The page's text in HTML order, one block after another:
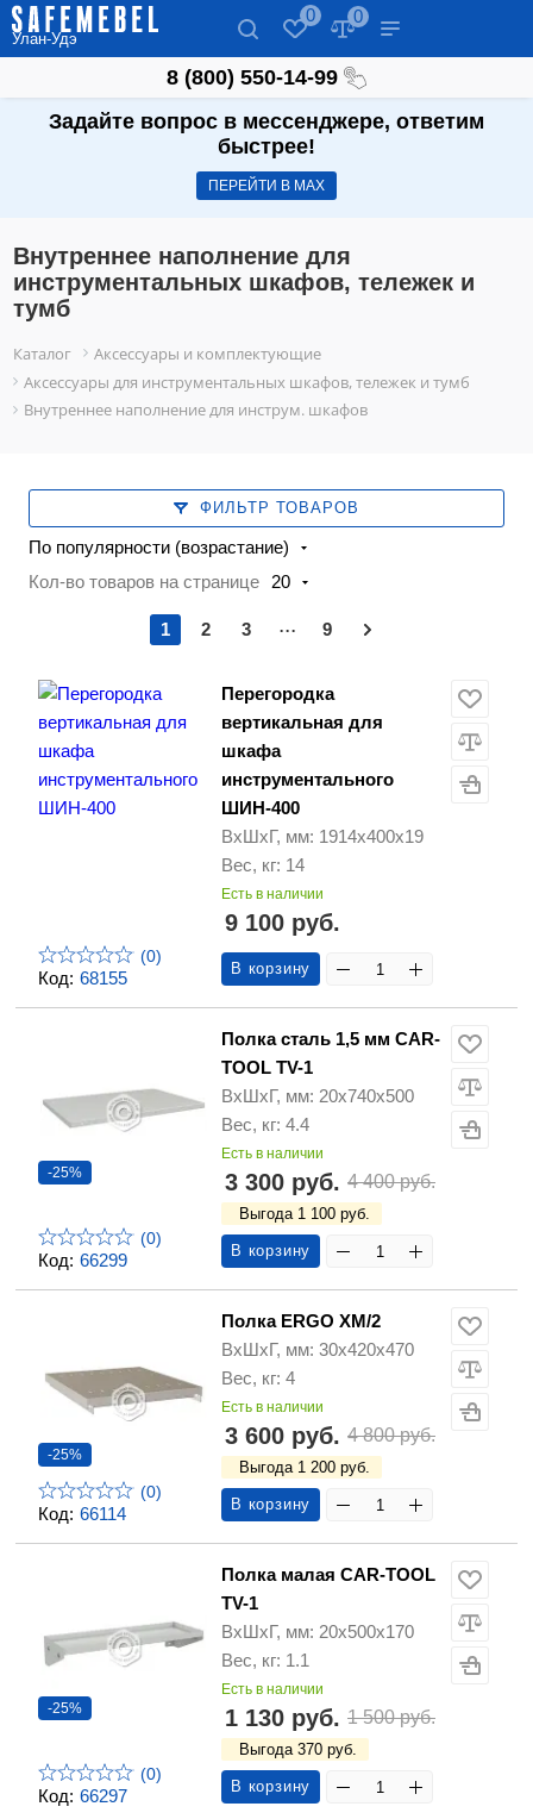
Улан-Удэ
0 0
8 (800) 550-14-99
Задайте вопрос в мессенджере, ответим
быстрее!
ПЕРЕЙТИ В МАХ
Внутреннее наполнение для
инструментальных шкафов, тележек и
тумб
Каталог
Аксессуары и комплектующие
Аксессуары для инструментальных шкафов, тележек и тумб
Внутреннее наполнение для инструм. шкафов
ФИЛЬТР ТОВАРОВ
По популярности (возрастание)
Кол-во товаров на странице
20
1 2 3 ... 9
Код: 68155
(0)
Перегородка
вертикальная для
шкафа
инструментального
ШИН-400
ВхШхГ, мм: 1914x400x19
Вес, кг: 14
Есть в наличии
9 100 руб.
В корзину
Код: 66299
-25%
(0)
Полка сталь 1,5 мм CAR-
TOOL TV-1
ВхШхГ, мм: 20x740x500
Вес, кг: 4.4
Есть в наличии
3 300 руб. 4 400 руб.
Выгода 1 100 руб.
В корзину
Код: 66114
-25%
(0)
Полка ERGO XM/2
ВхШхГ, мм: 30x420x470
Вес, кг: 4
Есть в наличии
3 600 руб. 4 800 руб.
Выгода 1 200 руб.
В корзину
Код: 66297
-25%
(0)
Полка малая CAR-TOOL
TV-1
ВхШхГ, мм: 20x500x170
Вес, кг: 1.1
Есть в наличии
1 130 руб. 1 500 руб.
Выгода 370 руб.
В корзину